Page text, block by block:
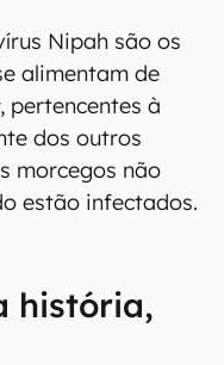
Nipah são os
alimentam de
, pertencentes à
dos outros
morcegos não
estão infectados.
história,